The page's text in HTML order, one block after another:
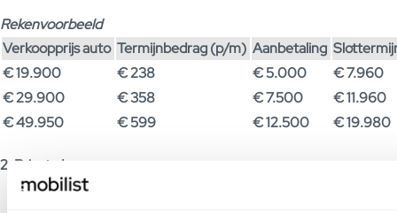
Rekenvoorbeeld
Verkoopprijs auto Termijnbedrag (p/m) Aanbetaling
€ 19.900
€ 238 € 5.000
€ 7.960
€ 29.900
€ 358 € 7.500
€ 11.960
€ 49.950
€ 599 € 12.500 € 19.980
2. Private Lease